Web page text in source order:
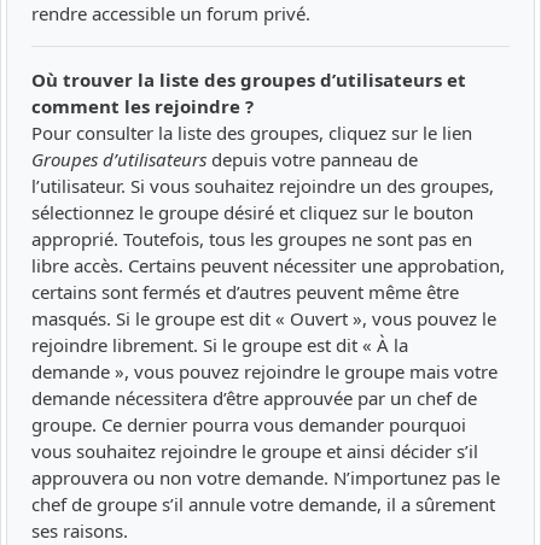
rendre accessible un forum privé.
Où trouver la liste des groupes d’utilisateurs et
comment les rejoindre ?
Pour consulter la liste des groupes, cliquez sur le lien
Groupes d’utilisateurs depuis votre panneau de
l’utilisateur. Si vous souhaitez rejoindre un des groupes,
sélectionnez le groupe désiré et cliquez sur le bouton
approprié. Toutefois, tous les groupes ne sont pas en
libre accès. Certains peuvent nécessiter une approbation,
certains sont fermés et d’autres peuvent même être
masqués. Si le groupe est dit « Ouvert », vous pouvez le
rejoindre librement. Si le groupe est dit « À la
demande », vous pouvez rejoindre le groupe mais votre
demande nécessitera d’être approuvée par un chef de
groupe. Ce dernier pourra vous demander pourquoi
vous souhaitez rejoindre le groupe et ainsi décider s’il
approuvera ou non votre demande. N’importunez pas le
chef de groupe s’il annule votre demande, il a sûrement
ses raisons.